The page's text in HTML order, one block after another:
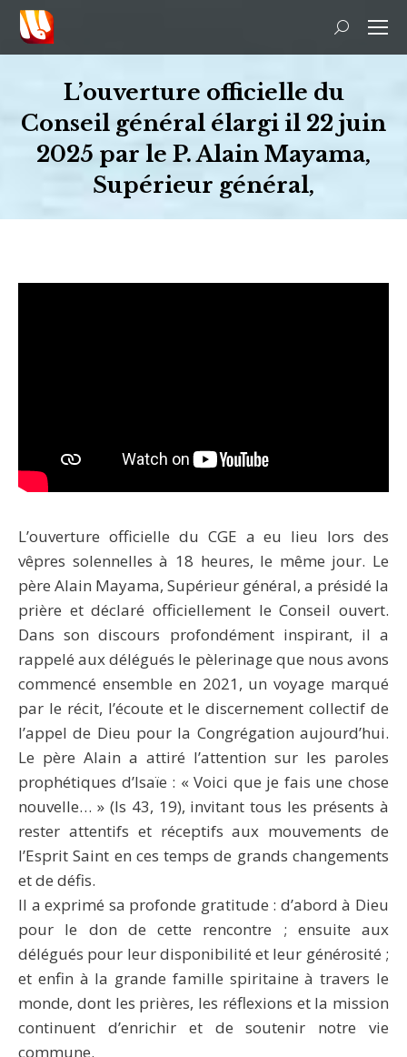
Recherche
:
L’ouverture officielle du
Conseil général élargi il 22 juin
2025 par le P. Alain Mayama,
Supérieur général,
L’ouverture officielle du CGE a eu lieu lors des
vêpres solennelles à 18 heures, le même jour. Le
père Alain Mayama, Supérieur général, a présidé la
prière et déclaré officiellement le Conseil ouvert.
Dans son discours profondément inspirant, il a
rappelé aux délégués le pèlerinage que nous avons
commencé ensemble en 2021, un voyage marqué
par le récit, l’écoute et le discernement collectif de
l’appel de Dieu pour la Congrégation aujourd’hui.
Le père Alain a attiré l’attention sur les paroles
prophétiques d’Isaïe : « Voici que je fais une chose
nouvelle… » (Is 43, 19), invitant tous les présents à
rester attentifs et réceptifs aux mouvements de
l’Esprit Saint en ces temps de grands changements
et de défis.
Il a exprimé sa profonde gratitude : d’abord à Dieu
pour le don de cette rencontre ; ensuite aux
délégués pour leur disponibilité et leur générosité ;
et enfin à la grande famille spiritaine à travers le
monde, dont les prières, les réflexions et la mission
continuent d’enrichir et de soutenir notre vie
commune.